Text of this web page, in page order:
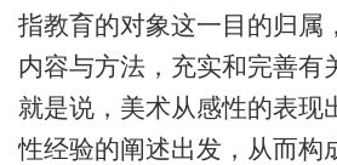
指教育的对象这一目的归属
内容与方法，充实和完善有
就是说，美术从感性的表现
性经验的阐述出发，从而构